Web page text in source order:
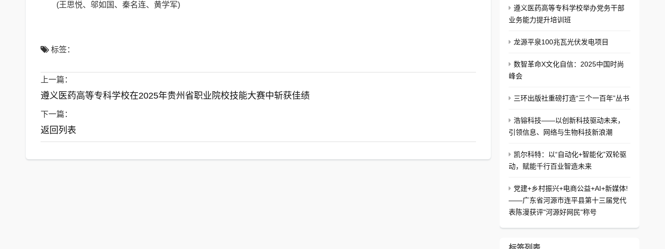
(王思悦、邬如国、秦名连、黄学军)
标签：
上一篇：
遵义医药高等专科学校在2025年贵州省职业院校技能大赛中斩获佳绩
下一篇：
返回列表
遵义医药高等专科学校举办党务干部
业务能力提升培训班
龙源平泉100兆瓦光伏发电项目
数智革命X文化自信：2025中国时尚
峰会
三环出版社重磅打造“三个一百年”丛书
浩镕科技——以创新科技驱动未来，
引领信息、网络与生物科技新浪潮
凯尔科特：以“自动化+智能化”双轮驱
动，赋能千行百业智造未来
党建+乡村振兴+电商公益+AI+新媒体!
——广东省河源市连平县第十三届党代
表陈漫获评"河源好网民"称号